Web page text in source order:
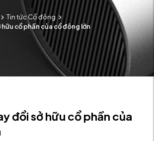
Tin tức Cổ đông
cổ phần của cổ đông lớn
đổi sở hữu cổ phần của